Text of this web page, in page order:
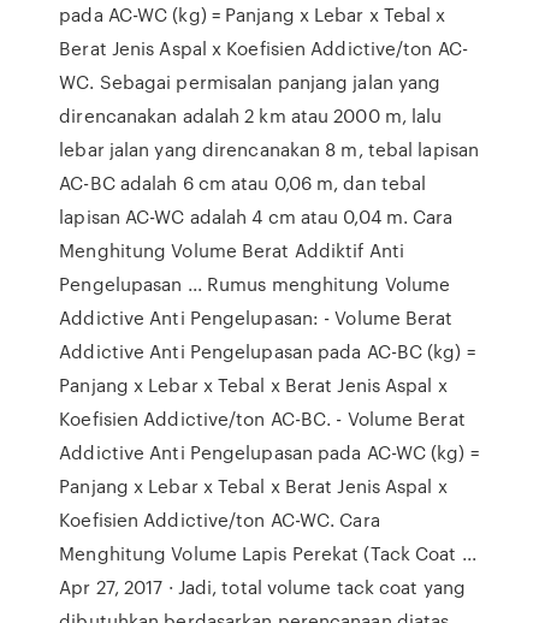
pada AC-WC (kg) = Panjang x Lebar x Tebal x
Berat Jenis Aspal x Koefisien Addictive/ton AC-
WC. Sebagai permisalan panjang jalan yang
direncanakan adalah 2 km atau 2000 m, lalu
lebar jalan yang direncanakan 8 m, tebal lapisan
AC-BC adalah 6 cm atau 0,06 m, dan tebal
lapisan AC-WC adalah 4 cm atau 0,04 m. Cara
Menghitung Volume Berat Addiktif Anti
Pengelupasan ... Rumus menghitung Volume
Addictive Anti Pengelupasan: - Volume Berat
Addictive Anti Pengelupasan pada AC-BC (kg) =
Panjang x Lebar x Tebal x Berat Jenis Aspal x
Koefisien Addictive/ton AC-BC. - Volume Berat
Addictive Anti Pengelupasan pada AC-WC (kg) =
Panjang x Lebar x Tebal x Berat Jenis Aspal x
Koefisien Addictive/ton AC-WC. Cara
Menghitung Volume Lapis Perekat (Tack Coat ...
Apr 27, 2017 · Jadi, total volume tack coat yang